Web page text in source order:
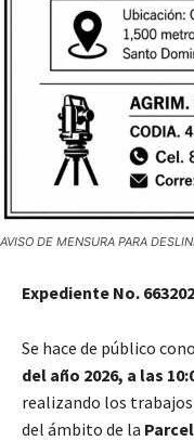
AVISO DE MENSURA PARA
Expediente No.
Se hace de público
del año 2026, a las
realizando los trabajos
del ámbito de la